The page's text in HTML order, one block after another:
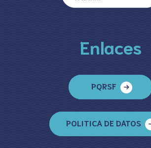
Enlaces
PQRSF
POLITICA DE DATOS